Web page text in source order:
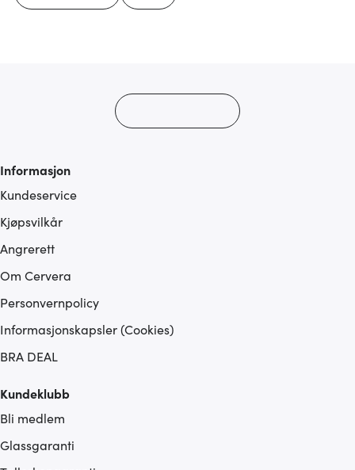
Informasjon
Kundeservice
Kjøpsvilkår
Angrerett
Om Cervera
Personvernpolicy
Informasjonskapsler (Cookies)
BRA DEAL
Kundeklubb
Bli medlem
Glassgaranti